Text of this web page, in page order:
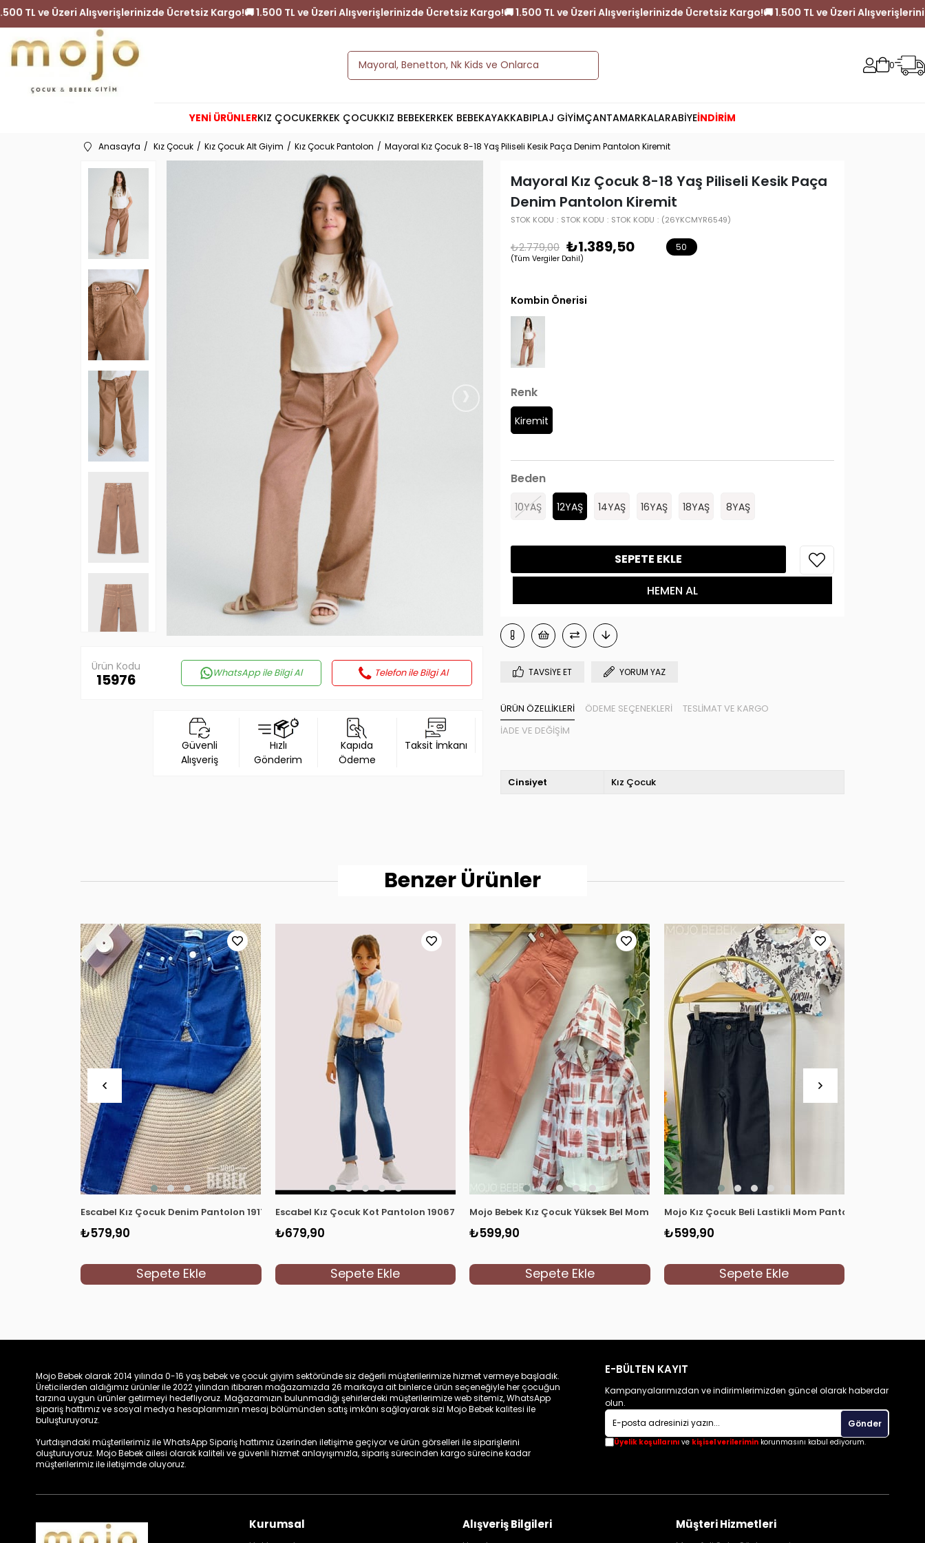
Kargo! 🚚 1.500 TL ve Üzeri Alışverişlerinizde Ücretsiz Kargo!🚚 1.500 TL ve Üzeri Alışverişlerinizde Ücretsiz Kargo!🚚 1.500 TL ve Üzeri Alışverişlerinizde Ücretsiz Kargo!🚚 1.500 TL ve
0
YENİ ÜRÜNLERKIZ ÇOCUKERKEK ÇOCUKKIZ BEBEKERKEK BEBEKAYAKKABIPLAJ GİYİMÇANTAMARKALARABİYEİNDİRİM
Anasayfa Kız Çocuk Kız Çocuk Alt Giyim Kız Çocuk Pantolon Mayoral Kız Çocuk 8-18 Yaş Piliseli Kesik Paça Denim Pantolon Kiremit
Ürün Kodu
15976 WhatsApp ile Bilgi Al Telefon ile Bilgi Al
Güvenli
Alışveriş
Hızlı
Gönderim
Kapıda
Ödeme
Taksit İmkanı
Mayoral Kız Çocuk 8-18 Yaş Piliseli Kesik Paça
Denim Pantolon Kiremit
(26YKCMYR6549)
STOK KODU STOK KODU STOK KODU
₺2.779,00 ₺1.389,50
(Tüm Vergiler Dahil)
50
Kombin Önerisi
Renk
Kiremit
Beden
10YAŞ 12YAŞ 14YAŞ 16YAŞ 18YAŞ 8YAŞ
TAVSIYE ET YORUM YAZ
ÜRÜN ÖZELLIKLERI ÖDEME SEÇENEKLERI
TESLIMAT VE KARGO
İADE VE DEĞIŞIM
Cinsiyet Kız Çocuk
Benzer Ürünler
Escabel Kız Çocuk Denim Pantolon 1917 Lacivert
₺579,90
Sepete Ekle
Escabel Kız Çocuk Kot Pantolon 19067 Kot Mavi
₺679,90
Sepete Ekle
Mojo Bebek Kız Çocuk Yüksek Bel Mom Jean 2184 Kiremit
₺599,90
Sepete Ekle
Mojo Kız Çocuk Beli Lastikli Mom Pantolon 2193 Siyah
₺599,90
Sepete Ekle
Mojo Bebek olarak 2014 yılında 0-16 yaş bebek ve çocuk giyim sektöründe siz değerli müşterilerimize hizmet vermeye başladık.
Üreticilerden aldığımız ürünler ile 2022 yılından itibaren mağazamızda 26 markaya ait binlerce ürün seçeneğiyle her çocuğun
tarzına uygun ürünler getirmeyi hedefliyoruz. Mağazamızın bulunmadığı şehirlerdeki müşterilerimize web sitemiz, WhatsApp
sipariş hattımız ve sosyal medya hesaplarımızın mesaj bölümünden satış imkânı sağlayarak sizi Mojo Bebek kalitesi ile
buluşturuyoruz.
Yurtdışındaki müşterilerimiz ile WhatsApp Sipariş hattımız üzerinden iletişime geçiyor ve ürün görselleri ile siparişlerini
oluşturuyoruz. Mojo Bebek ailesi olarak kaliteli ve güvenli hizmet anlayışımızla, sipariş sürecinden kargo sürecine kadar
müşterilerimiz ile iletişimde oluyoruz.
E-BÜLTEN KAYIT
Kampanyalarımızdan ve indirimlerimizden güncel olarak haberdar
olun.
Gönder
Üyelik koşullarınıve kişisel verileriminkorunmasını kabul ediyorum.
Kurumsal Alışveriş Bilgileri Müşteri Hizmetleri